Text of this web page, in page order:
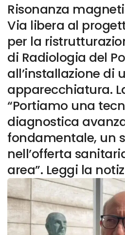
Risonanza
Via libera al
per la
di Radiologia del
all’installazione di
apparecchiatura.
“Portiamo una
diagnostica
fondamentale, un
nell’offerta
area”. Leggi la